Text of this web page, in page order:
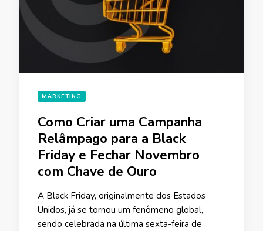
MARKETING
Como Criar uma Campanha
Relâmpago para a Black
Friday e Fechar Novembro
com Chave de Ouro
A Black Friday, originalmente dos Estados
Unidos, já se tornou um fenômeno global,
sendo celebrada na última sexta-feira de